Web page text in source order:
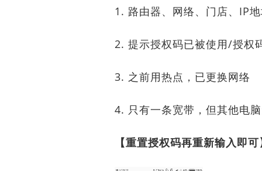
1. 路由器、网络、门店、IP
2. 提示授权码已被使用/授权
3. 之前用热点，已更换网络
4. 只有一条宽带，但其他电
【重置授权码再重新输入即